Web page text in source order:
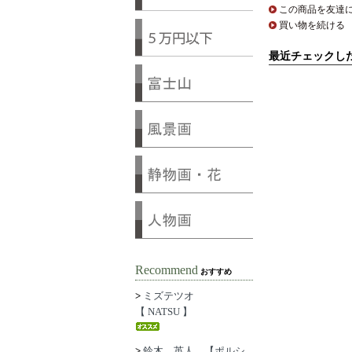
この商品を友達
買い物を続ける
最近チェックし
Recommend おすすめ
> ミズテツオ
【 NATSU 】